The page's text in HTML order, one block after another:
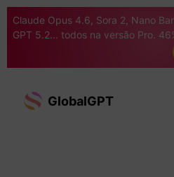
Claude Opus 4.6, Sora 2, Nano
GPT 5.2... todos na versão Pro.
GlobalGPT